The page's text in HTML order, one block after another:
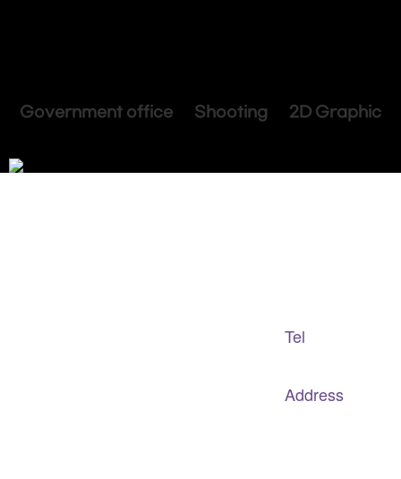
Government office Shooting 2D Graphic
Tel
Address